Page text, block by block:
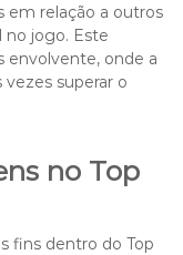
relação a outros
no jogo. Este
envolvente, onde a
superar o
no Top
fins dentro do Top